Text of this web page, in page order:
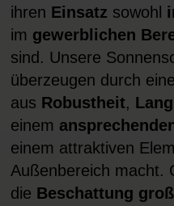
ihren Einsatz sowohl
im gewerblichen
sind. Unsere
überzeugen durch
aus Robustheit,
einem
einem attraktiven
Außenbereich macht.
die Beschattung